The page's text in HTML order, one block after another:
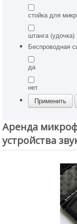
стойка для
штанга (удочка)
Беспроводная
да
нет
Аренда
устройства